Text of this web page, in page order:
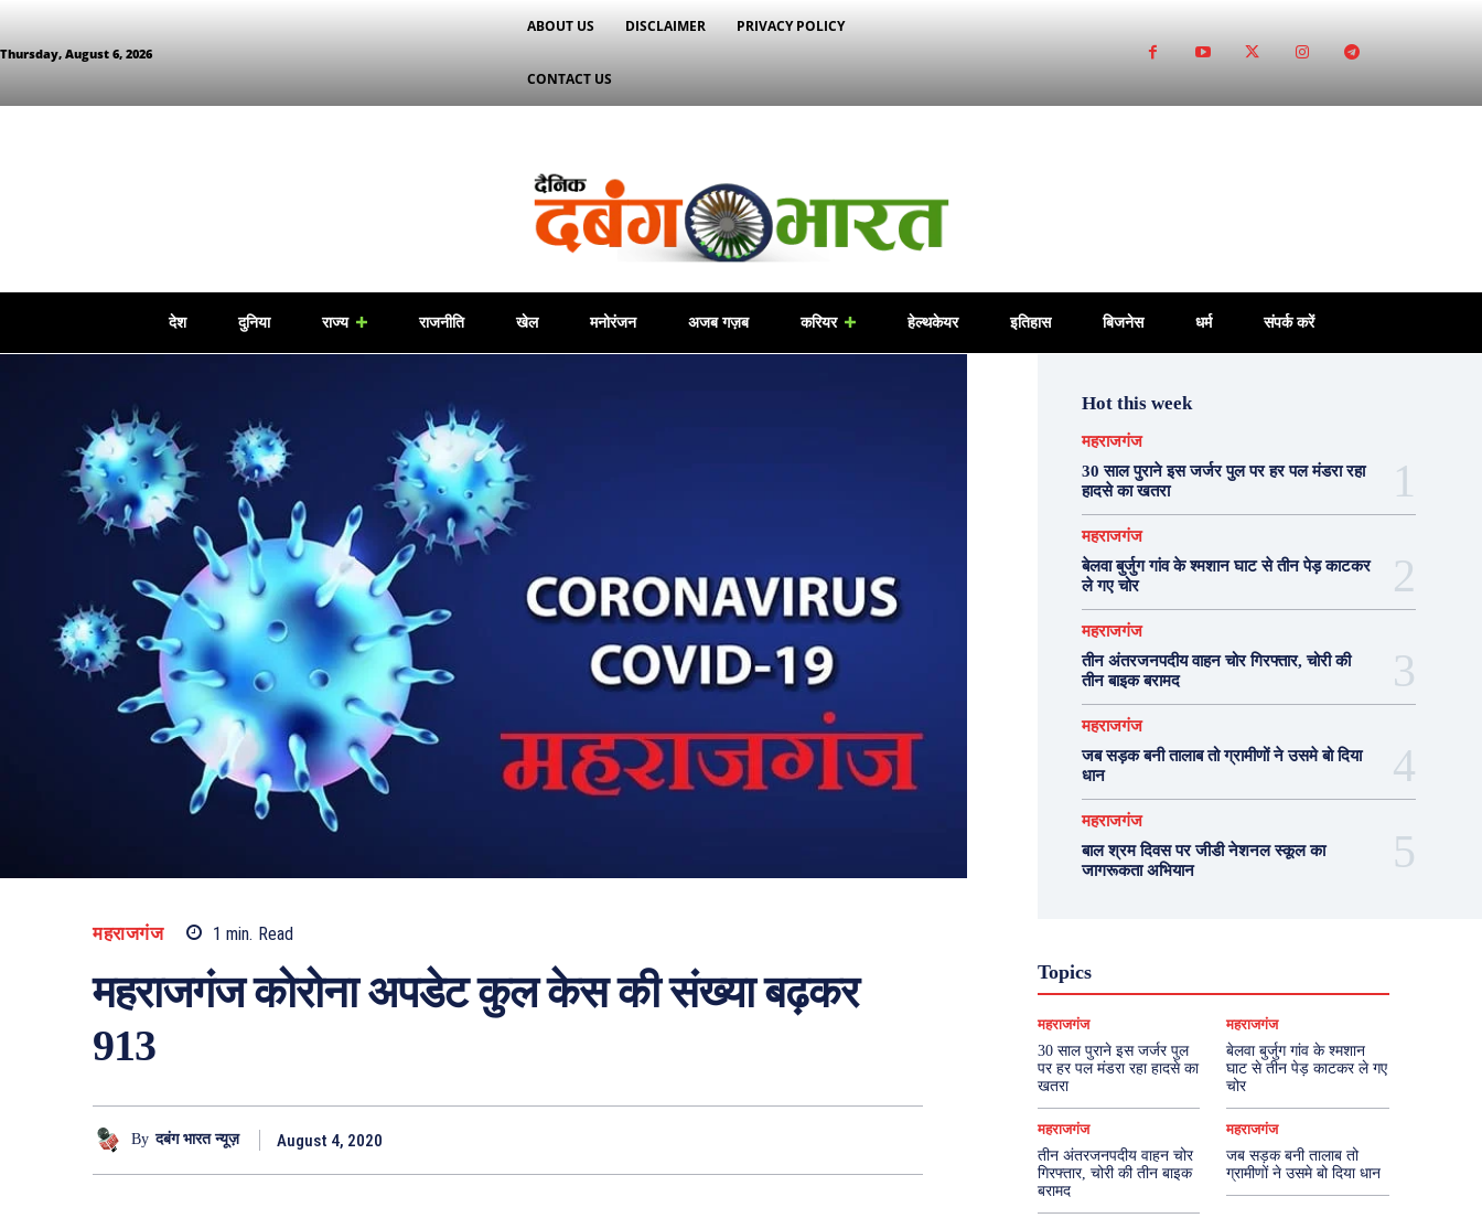
Thursday, August 6, 2026
ABOUT US DISCLAIMER PRIVACY POLICY
CONTACT US
देश दुनिया राज्य राजनीति खेल मनोरंजन अजब गज़ब करियर हेल्थकेयर इतिहास बिजनेस धर्म संपर्क करें
महराजगंज 1 min. Read
महराजगंज कोरोना अपडेट कुल केस की संख्या बढ़कर
913
By दबंग भारत न्यूज़ August 4, 2020
Hot this week
महराजगंज
30 साल पुराने इस जर्जर पुल पर हर पल मंडरा रहा
हादसे का खतरा
महराजगंज
बेलवा बुर्जुग गांव के श्मशान घाट से तीन पेड़ काटकर
ले गए चोर
महराजगंज
तीन अंतरजनपदीय वाहन चोर गिरफ्तार, चोरी की
तीन बाइक बरामद
महराजगंज
जब सड़क बनी तालाब तो ग्रामीणों ने उसमे बो दिया
धान
महराजगंज
बाल श्रम दिवस पर जीडी नेशनल स्कूल का
जागरूकता अभियान
Topics
महराजगंज
30 साल पुराने इस जर्जर पुल
पर हर पल मंडरा रहा हादसे का
खतरा
महराजगंज
बेलवा बुर्जुग गांव के श्मशान
घाट से तीन पेड़ काटकर ले गए
चोर
महराजगंज
तीन अंतरजनपदीय वाहन चोर
गिरफ्तार, चोरी की तीन बाइक
बरामद
महराजगंज
जब सड़क बनी तालाब तो
ग्रामीणों ने उसमे बो दिया धान